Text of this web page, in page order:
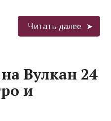
Читать далее
Вулкан 24
и